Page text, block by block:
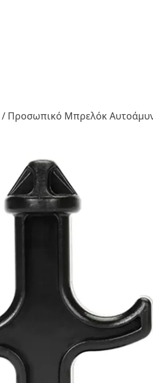
/ Προσωπικό Μπρελόκ